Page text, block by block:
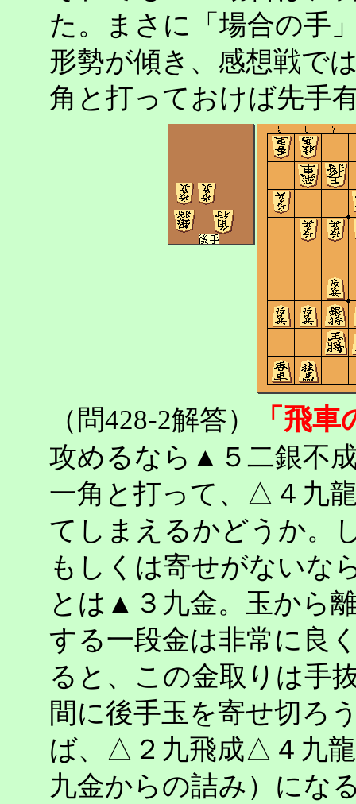
た。まさに「場合の手
形勢が傾き、感想戦で
角と打っておけば先手
（問428-2解答） 「飛
攻めるなら▲５二銀不
一角と打って、△４九
てしまえるかどうか。
もしくは寄せがないな
とは▲３九金。玉から
する一段金は非常に良
ると、この金取りは手
間に後手玉を寄せ切ろ
ば、△２九飛成△４九
九金からの詰み）に